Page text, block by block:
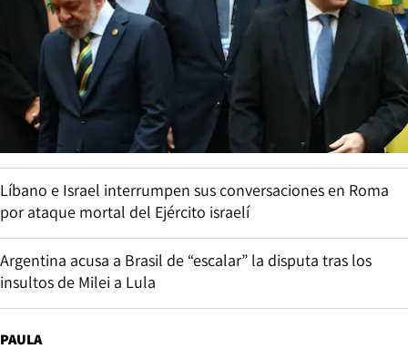
Líbano e Israel interrumpen sus conversaciones en Roma
por ataque mortal del Ejército israelí
Argentina acusa a Brasil de “escalar” la disputa tras los
insultos de Milei a Lula
PAULA